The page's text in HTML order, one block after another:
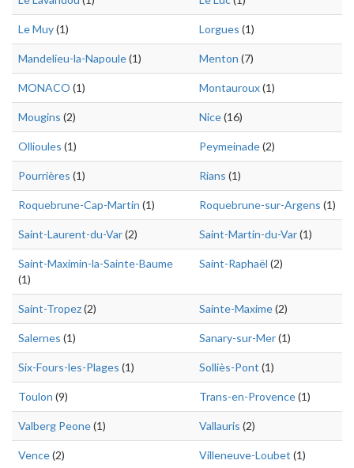
Le Muy(1) Lorgues (1)
Mandelieu-la-Napoule(1) Menton (7)
MONACO (1) Montauroux(1)
Mougins (2) Nice(16)
Ollioules (1) Peymeinade(2)
Pourrières (1) Rians (1)
Roquebrune-Cap-Martin (1) Roquebrune-sur-Argens (1)
Saint-Laurent-du-Var(2) Saint-Martin-du-Var(1)
Saint-Maximin-la-Sainte-Baume
(1)
Saint-Raphaël (2)
Saint-Tropez(2) Sainte-Maxime(2)
Salernes (1) Sanary-sur-Mer(1)
Six-Fours-les-Plages (1) Solliès-Pont (1)
Toulon (9) Trans-en-Provence(1)
Valberg Peone(1) Vallauris (2)
Vence(2) Villeneuve-Loubet (1)